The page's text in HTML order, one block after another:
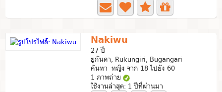
Nakiwu
27 ปี
ยูกันดา, Rukungiri, Bugangari
ค้นหา หญิง จาก 18 ไปยัง 60
1 ภาพถ่าย
ใช้งานล่าสุด: 1 ปีที่ผ่านมา